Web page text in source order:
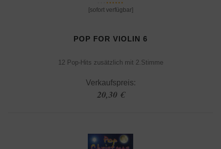
[sofort verfügbar]
POP FOR VIOLIN 6
12 Pop-Hits zusätzlich mit 2.Stimme
Verkaufspreis:
20,30 €